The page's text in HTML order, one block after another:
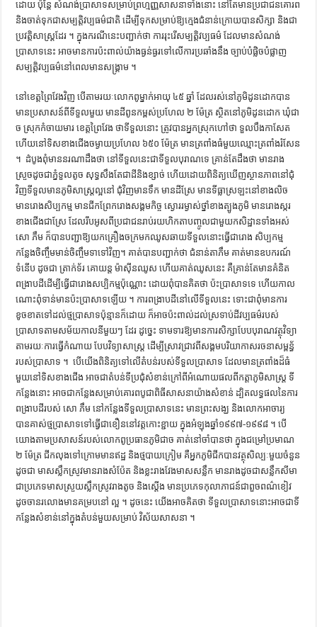
ដោយ​ ​ប៉ុន្ដែ​ ​សំណង់​ប្រាសាទ​សម្រាប់​ព្រហ្មញ្ញ​សាសនា​ទាំងនោះ​ ​នៅ​តែ​មាន​ប្រជាជន​គោរព​
​និង​ចាត់ទុកជា​សម្បត្ដិ​វប្បធម៌​ជាតិ​ ​ដើម្បី​ទុក​សម្រាប់​ឱ្យ​ក្មេង​ជំនាន់​ក្រោយ​បាន​សិក្សា​ ​និង​ជា​
ប្រវត្ដិសាស្ដ្រ​ដែរ ។​ ​ក្នុង​ករណី​នេះ​បញ្ជាក់​ថា​ ​ការ​រុះរើ​សម្បត្ដិ​វប្បធម៌​ ​ដែល​មាន​សំណង់​
ប្រាសាទ​នេះ​ ​អាច​មានការ​ប៉ះពាល់​យ៉ាងធ្ងន់ធ្ងរ​ទៅ​លើ​ការ​ប្រឆាំង​នឹង​ ​ច្បាប់​បំផ្លិចបំផ្លាញ​
សម្បត្ដិ​វប្បធម៌​នៅ​ពេល​មាន​សង្គ្រាម ។​ ​
នៅ​ខេត្ដព្រៃវែង​វិញ​ ​បើ​តាម​រយៈ​លោកពូ​ម្នាក់​អាយុ​ ​៤៥ ឆ្នាំ​ ​ដែល​រស់នៅ​ភូមិ​ដូន​ដោក​បាន​
មាន​ប្រសាសន៍​ពី​ទីទួល​​មួយ​ ​មាន​ដី​ពូន​កម្ពស់​ប្រហែល​ ​២ ម៉ែត្រ​ ​ស្ថិត​នៅ​ភូមិ​ដូន​ដោក​ ​ឃុំ​ជា​
ច​ ​ស្រុក​កំចាយមារ​ ​ខេត្ដព្រៃវែង​ ​ថា​ទីទួល​​​នោះ​ ​ត្រូវ​បាន​អ្នកស្រុក​ហៅ​ថា​ ​ទួល​បឹង​កាសែត​ ​
ហើយ​នៅ​ទិស​ខាងជើង​ចម្ងាយ​ប្រហែល​ ​៦៥០ ម៉ែត្រ​ ​មាន​ត្រ​ពាំង​​ធំ​មួយ​ឈ្មោះ​ត្រ​ពាំង​​រំ​សែន​
។ ​ ​ដំបូង​ពុំ​មាន​នរណា​ដឹង​ថា​ ​នៅ​ទីទួល​នេះ​ជាទី​ទួល​បុរាណ​ទេ​ ​គ្រាន់តែ​ដឹង​ថា​ ​មាន​រាង​​​
ស្រួច​ដូច​ជា​ភ្នំ​ទួល​តូច​ ​សុទ្ធសឹងតែ​ជា​ដី​និង​ខ្សាច់​ ​ហើយដោយ​ពិនិត្យ​ឃើញ​ស្ថានភាព​នៅ​ជុំ
វិញ​ទីទួល​មាន​ភូមិសាស្ដ្រ​​ល្អ​នៅ​ ជុំវិញ​មានទឹក​ ​មាន​ដីស្រែ​ ​មាន​ទីធ្លា​ស្រឡះ​នៅ​ខាងលិច​ ​
មាន​រោង​សិប្បកម្ម​ ​មាន​ជីក​ព្រែក​រោង​សង្គមកិច្ច​ ​ស្ងោរ​រម្ងាស់​ថ្នាំ​ខាងត្បូង​ភូមិ​ ​មាន​រោង​ស្ករ​
ខាងជើង​ជា​ស្រែ​ ​ដែល​រឹបអូស​ពី​ប្រជាជន​រាប់រយ​ហិ​កតា​បញ្ចូល​ជាមួយ​​កសិដ្ឋាន​ទាំងអស់​ ​
សោ​ ​ភឹ​ម​ ​ក៏​បាន​បញ្ជា​ឱ្យ​យក​គ្រឿងចក្រ​មក​ឈូស​ឆាយ​ទីទួល​នោះ​ធ្វើ​ជា​រោង​ សិប្បកម្ម​
កន្លែង​​​ចិញ្ចឹម​មាន់​ចិញ្ចឹម​ទា​ទៅ​វិញ​។​ ​គាត់​បាន​បញ្ជាក់​ថា​ ​ជំនាន់​តា​ភឹ​ម​ ​គាត់​មាន​ឧបករណ៍​
ទំនើប​ ​ដូច​ជា​ ​ត្រាក់ទ័រ​ ​គោ​យន្ដ​ ​ម៉ាស៊ីន​ឈូស​ ​ហើយ​គាត់​ឈូស​នេះ​ ​គឺ​គ្រាន់តែ​មាន​គំនិត​
ពង្រាបដី​ដើម្បី​ធ្វើ​ជា​រោង​សប្បិ​កម្ម​ប៉ុណ្ណោះ​ ​ដោយ​ពុំ​បាន​គិត​​ថា​ ​ប៉ះ​ប្រាសាទ​ទេ​ ​ហើយ​កាល​
ណោះ​ពុំ​ទាន់​មាន​ប៉ះ​ប្រាសាទ​ឡើយ ។​ ​ការ​ពង្រាបដី​នៅ​លើ​ទីទួល​នេះ​ ​ទោះជា​ពុំ​មាន​​ការ​
ខូចខាត​ទៅ​ដល់​ថ្ម​ប្រាសាទ​ប៉ុន្មាន​ក៏​ដោយ​ ​ក៏​អាច​ប៉ះពាល់​ដល់​ស្រទាប់ដី​វប្បធម៌​របស់​
ប្រាសាទ​តាម​សម័យ​កាល​​នីមួយៗ​ ដែរ​ ​ដូច្នេះ​ ​ទាមទារ​ឱ្យ​មានការ​សិក្សា​បែប​បុរាណវត្ថុវិទ្យា​
តាម​រយៈ​ការ​ធ្វើ​កំណាយ​ បែប​វិទ្យាសាស្ដ្រ​ ​ដើម្បី​​ស្រាវជ្រាវ​ពី​សង្គម​បរិយាកាស​រចនា​សម្ព​ន្ធ័​
របស់​ប្រាសាទ ។ ​ ​បើ​យើង​ពិនិត្យ​ទៅ​លើ​តំបន់​របស់​ទីទួល​ប្រាសាទ​ ​ដែល​​មាន​ត្រ​ពាំង​ដ៏​ធំ​
មួយ​នៅ​ទិស​ខាងជើង​ ​អាច​ជា​តំបន់​ទីប្រជុំ​សំខាន់​ក្រៅពី​អំណោយផល​ពី​កត្ដា​ភូមិសាស្ដ្រ​ ​ទី
កន្លែង​នោះ​ ​អាច​ជា​កន្លែង​សម្រាប់​គោរព​បូជា​ពិធី​សាសនា​យ៉ាង​សំខាន់​ ​ដ្បិត​លទ្ធផល​នៃ​ការ​
ពង្រាបដី​របស់​ ​សោ​ ​ភឹ​ម​ ​នៅ​កន្លែង​ទីទួល​ប្រាសាទ​នេះ​ ​មាន​ព្រះសង្ឃ​ ​និង​លោក​អាចារ្យ​ ​
បាន​គាស់​ថ្ម​ប្រាសាទ​ទៅ​ធ្វើ​ជា​ខឿន​នៅ​វត្ដ​​កោះ​ខ្ជាយ​ ​ក្នុង​អំឡុង​ឆ្នាំ​១៩៩៧​-១៩៩៨ ។ បើ​
យោង​តាម​ប្រសាសន៍​របស់​លោកពូ​ប្រធាន​ភូមិ​ជា​ច​ ​គាត់​នៅ​ចាំ​បាន​​ថា​ ​ក្នុង​ជម្រៅ​ប្រមាណ​ ​
២ ម៉ែត្រ​ ​ជីក​លុង​ទៅ​ក្រោម​មាន​ឥដ្ឋ​ ​និង​ថ្មបាយក្រៀម ​គឺ​អ្នក​ភូមិ​ជីក​បាន​វត្ថុ​សិល្បៈ​មួយ​​ចំនួន​
​ដូច​ជា​ ​មាស​ស្លឹក​ស្រូវ​មាន​រាង​សំប៉ែត​ ​និង​ខ្លះ​រាង​វែង​មាសសន្លឹក​ ​មាន​រាងដូចជា​សន្លឹក​សីមា​ ​
ជា​ប្រភេទ​មាស​​​ស្រួយ​ស្លឹក​ស្រូវ​រាង​តូច​ ​និង​ស្ដើង​ ​មាន​ប្រភេទ​កុលា​ភាជន៍​ជា​ពួច​ពណ៌​ខៀវ​
ដូច​ចាន​រលោង​មាន​គម្រប​នៅ​ ល្អ ។​ ​ដូចនេះ​ ​យើង​អាច​គិត​ថា​ ​ទីទួល​ប្រាសាទ​នោះ​អាច​ជាទី​
កន្លែង​សំខាន់​នៅ​ក្នុង​តំបន់​មួយ​សម្រាប់​ វិស័យ​សាសនា ។​